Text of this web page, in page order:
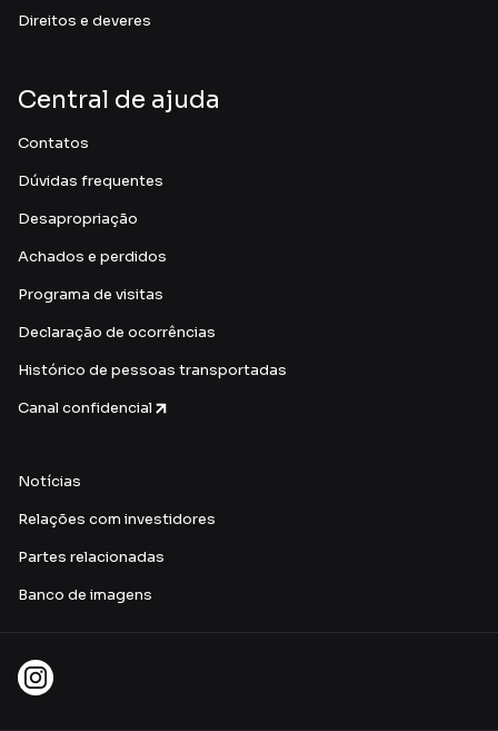
Direitos e deveres
Central de ajuda
Contatos
Dúvidas frequentes
Desapropriação
Achados e perdidos
Programa de visitas
Declaração de ocorrências
Histórico de pessoas transportadas
Canal confidencial
Notícias
Relações com investidores
Partes relacionadas
Banco de imagens